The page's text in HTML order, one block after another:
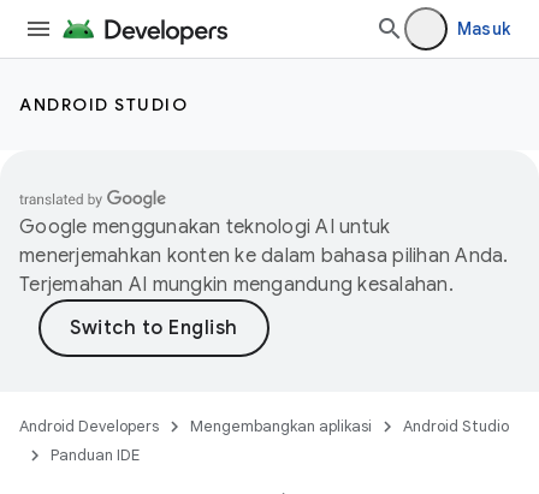
Masuk
ANDROID STUDIO
Google menggunakan teknologi AI untuk
menerjemahkan konten ke dalam bahasa pilihan Anda.
Terjemahan AI mungkin mengandung kesalahan.
Android Developers Mengembangkan aplikasi
Android Studio
Panduan IDE